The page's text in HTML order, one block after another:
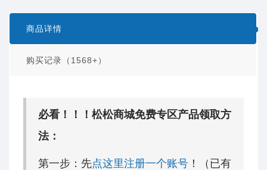
商品详情
购买记录（1568+）
必看！！！松松商城免费专区产品领取方
法：
第一步：先点这里注册一个账号 ！（已有